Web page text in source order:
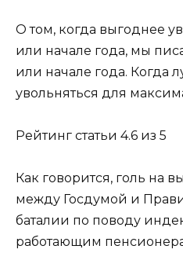
О том, когда выгоднее
или начале года, мы
или начале года. Когда
увольняться для
Рейтинг статьи 4.6 из 5
Как говорится, голь на
между Госдумой и
баталии по поводу
работающим